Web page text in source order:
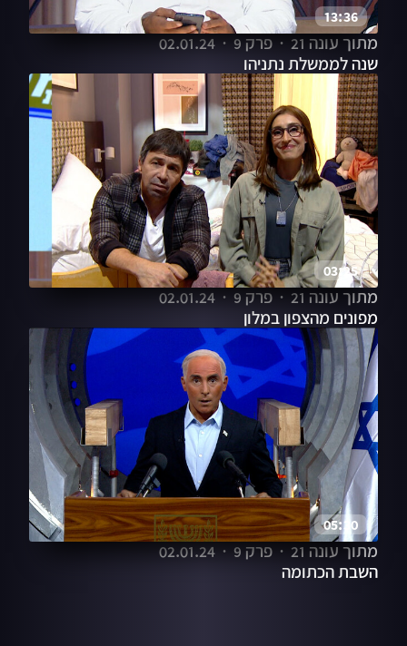
13:36
מתוך עונה 21 פרק 9
02.01.24
שנה לממשלת נתניהו
03:25
מתוך עונה 21 פרק 9
02.01.24
מפונים מהצפון במלון
05:30
מתוך עונה 21 פרק 9
02.01.24
השבת הכתומה